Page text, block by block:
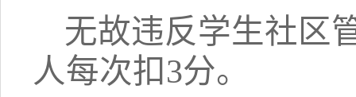
无故违反学生社区
人每次扣 3分。